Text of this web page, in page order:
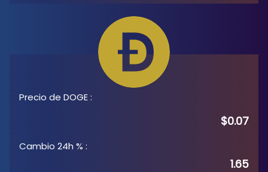
Precio de DOGE:
$0.07
Cambio 24h % :
1.65